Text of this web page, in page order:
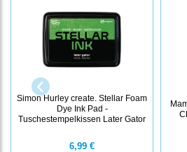
Simon Hurley create. Stellar Foam
Dye Ink Pad -
Tuschestempelkissen Later Gator
6,99 €